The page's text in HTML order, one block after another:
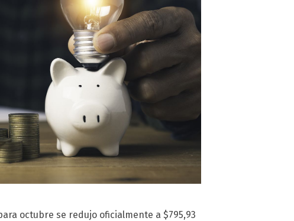
octubre se redujo oficialmente a $795,93